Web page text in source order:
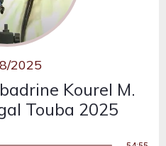
2025
Kourel M.
Touba 2025